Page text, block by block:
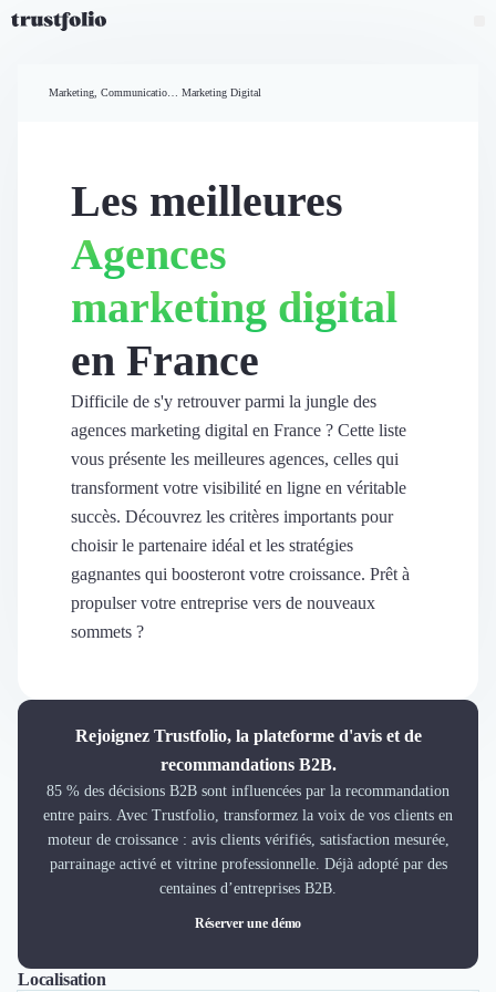
Widgets d'avis
Partage d’avis multicanal
Vidéo de témoignage
Vitrine & média
Suivi du ROI
Voir tous nos avis clients
Découvrir le média
Demander une démo
Marque Employeur
Conseil en Management et Organisation
Gestion paie
Qualité de Vie au Travail (QVT)
Responsabilité Sociétale des Entreprises (RSE)
Marketplace de freelance
Coaching
Accueil
Marketing, Communication et Ventes Marketing Digital
Les meilleures
Agences
marketing digital
en France
Difficile de s'y retrouver parmi la jungle des
agences marketing digital en France ? Cette liste
vous présente les meilleures agences, celles qui
transforment votre visibilité en ligne en véritable
succès. Découvrez les critères importants pour
choisir le partenaire idéal et les stratégies
gagnantes qui boosteront votre croissance. Prêt à
propulser votre entreprise vers de nouveaux
sommets ?
Rejoignez Trustfolio, la plateforme d'avis et de
recommandations B2B.
85 % des décisions B2B sont influencées par la recommandation
entre pairs. Avec Trustfolio, transformez la voix de vos clients en
moteur de croissance : avis clients vérifiés, satisfaction mesurée,
parrainage activé et vitrine professionnelle. Déjà adopté par des
centaines d’entreprises B2B.
Réserver une démo
Localisation
ToutLyonParis